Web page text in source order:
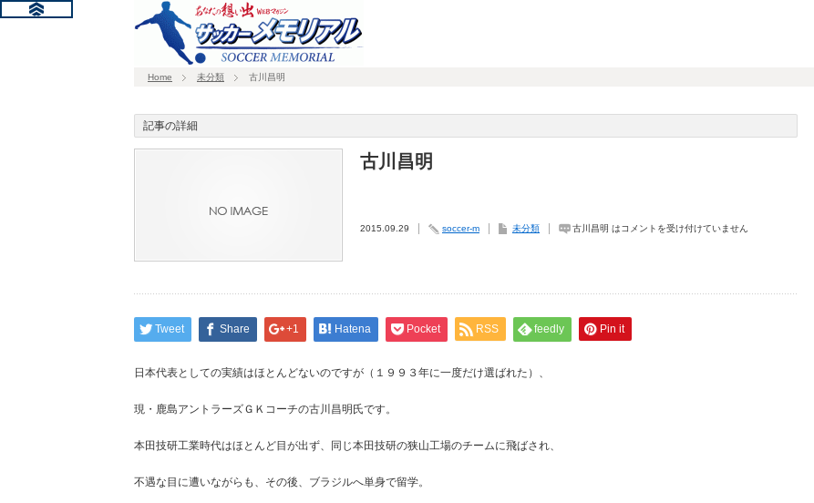
Home 未分類 古川昌明
記事の詳細
古川昌明
2015.09.29 soccer-m 未分類 古川昌明 はコメントを受け付けていません
Tweet Share +1 Hatena Pocket RSS feedly Pin it
日本代表としての実績はほとんどないのですが（１９９３年に一度だけ選ばれた）、
現・鹿島アントラーズＧＫコーチの古川昌明氏です。
本田技研工業時代はほとんど目が出ず、同じ本田技研の狭山工場のチームに飛ばされ、
不遇な目に遭いながらも、その後、ブラジルへ単身で留学。